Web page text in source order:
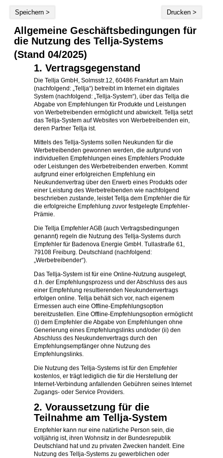
Speichern > Drucken >
Allgemeine Geschäftsbedingungen für
die Nutzung des Tellja-Systems
(Stand 04/2025)
1. Vertragsgegenstand
Die Tellja GmbH, Solmsstr.12, 60486 Frankfurt am Main
(nachfolgend: „Tellja“) betreibt im Internet ein digitales
System (nachfolgend: „Tellja-System“), über das Tellja die
Abgabe von Empfehlungen für Produkte und Leistungen
von Werbetreibenden ermöglicht und abwickelt. Tellja setzt
das Tellja-System auf Websites von Werbetreibenden ein,
deren Partner Tellja ist.
Mittels des Tellja-Systems sollen Neukunden für die
Werbetreibenden gewonnen werden, die aufgrund von
individuellen Empfehlungen eines Empfehlers Produkte
oder Leistungen des Werbetreibenden erwerben. Kommt
aufgrund einer erfolgreichen Empfehlung ein
Neukundenvertrag über den Erwerb eines Produkts oder
einer Leistung des Werbetreibenden wie nachfolgend
beschrieben zustande, leistet Tellja dem Empfehler die für
die erfolgreiche Empfehlung zuvor festgelegte Empfehler-
Prämie.
Die Tellja Empfehler AGB (auch Vertragsbedingungen
genannt) regeln die Nutzung des Tellja-Systems durch
Empfehler für Badenova Energie GmbH. Tullastraße 61,
79108 Freiburg. Deutschland (nachfolgend:
„Werbetreibender“).
Das Tellja-System ist für eine Online-Nutzung ausgelegt,
d.h. der Empfehlungsprozess und der Abschluss des aus
einer Empfehlung resultierenden Neukundenvertrags
erfolgen online. Tellja behält sich vor, nach eigenem
Ermessen auch eine Offline-Empfehlungsoption
bereitzustellen. Eine Offline-Empfehlungsoption ermöglicht
(i) dem Empfehler die Abgabe von Empfehlungen ohne
Generierung eines Empfehlungslinks und/oder (ii) den
Abschluss des Neukundenvertrags durch den
Empfehlungsempfänger ohne Nutzung des
Empfehlungslinks.
Die Nutzung des Tellja-Systems ist für den Empfehler
kostenlos, er trägt lediglich die für die Herstellung der
Internet-Verbindung anfallenden Gebühren seines Internet
Zugangs- oder Service Providers.
2. Voraussetzung für die
Teilnahme am Tellja-System
Empfehler kann nur eine natürliche Person sein, die
volljährig ist, ihren Wohnsitz in der Bundesrepublik
Deutschland hat und zu privaten Zwecken handelt. Eine
Nutzung des Tellja-Systems zu gewerblichen oder